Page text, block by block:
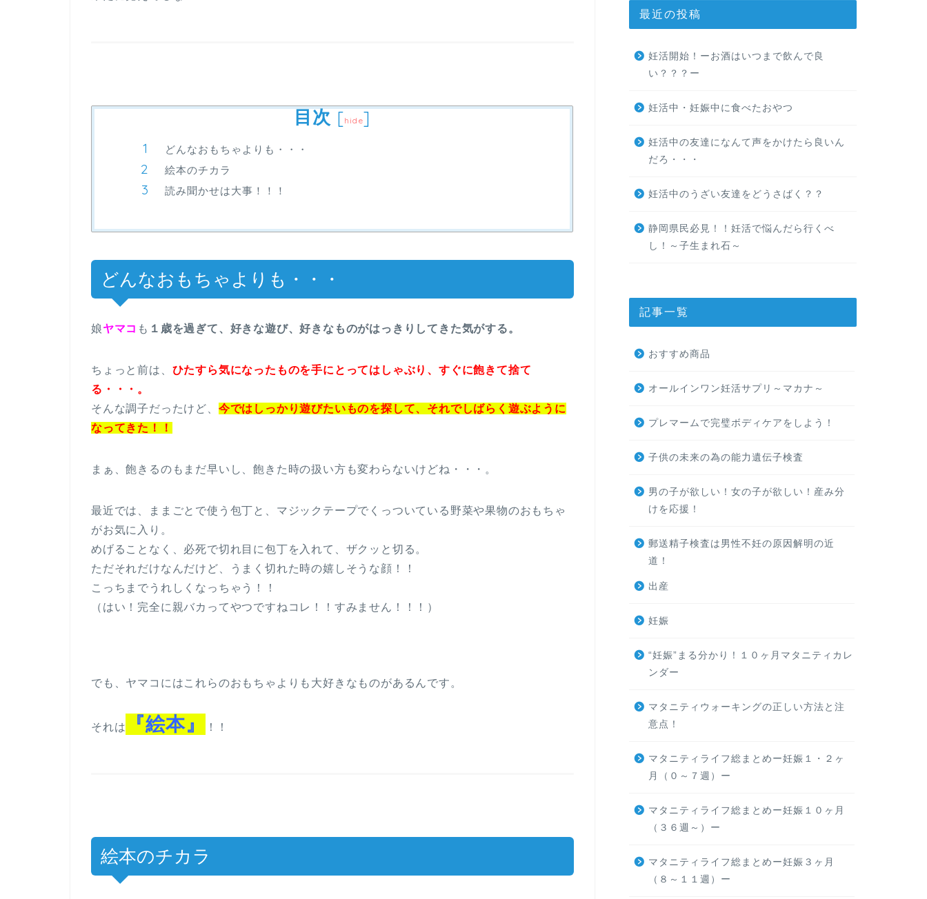
目次 [hide]
どんなおもちゃよりも・・・
絵本のチカラ
読み聞かせは大事！！！
どんなおもちゃよりも・・・
娘ヤマコ も １歳を過ぎて、好きな遊び、好きなものがはっきりしてきた気がする。
ちょっと前は、 ひたすら気になったものを手にとってはしゃぶり、すぐに飽きて捨て
る・・・。
そんな調子だったけど、 今ではしっかり遊びたいものを探して、それでしばらく遊ぶように
なってきた！！
まぁ、飽きるのもまだ早いし、飽きた時の扱い方も変わらないけどね・・・。
最近では、ままごとで使う包丁と、マジックテープでくっついている野菜や果物のおもちゃ
がお気に入り。
めげることなく、必死で切れ目に包丁を入れて、ザクッと切る。
ただそれだけなんだけど、うまく切れた時の嬉しそうな顔！！
こっちまでうれしくなっちゃう！！
（はい！完全に親バカってやつですねコレ！！すみません！！！）
でも、ヤマコにはこれらのおもちゃよりも大好きなものがあるんです。
それは 『絵本』 ！！
絵本のチカラ
最近の投稿
妊活開始！ーお酒はいつまで飲んで良
い？？？ー
妊活中・妊娠中に食べたおやつ
妊活中の友達になんて声をかけたら良いん
だろ・・・
妊活中のうざい友達をどうさばく？？
静岡県民必見！！妊活で悩んだら行くべ
し！～子生まれ石～
記事一覧
おすすめ商品
オールインワン妊活サプリ～マカナ～
プレマームで完璧ボディケアをしよう！
子供の未来の為の能力遺伝子検査
男の子が欲しい！女の子が欲しい！産み分
けを応援！
郵送精子検査は男性不妊の原因解明の近
道！
出産
妊娠
“妊娠”まる分かり！１０ヶ月マタニティカレ
ンダー
マタニティウォーキングの正しい方法と注
意点！
マタニティライフ総まとめー妊娠１・２ヶ
月（０～７週）ー
マタニティライフ総まとめー妊娠１０ヶ月
（３６週～）ー
マタニティライフ総まとめー妊娠３ヶ月
（８～１１週）ー